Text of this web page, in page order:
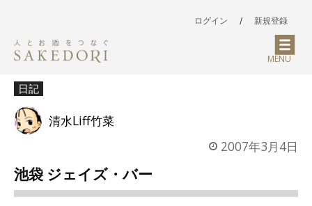
ログイン / 新規登録
MENU
日記
清水Liff竹菜
2007年3月4日
池袋 ジェイズ・バー